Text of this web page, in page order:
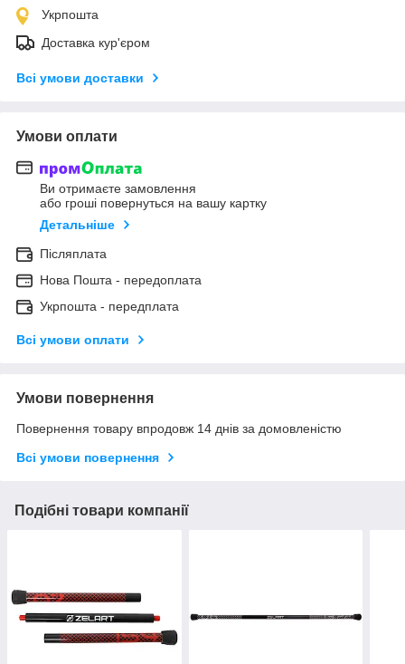
Укрпошта
Доставка кур'єром
Всі умови доставки
Умови оплати
Ви отримаєте замовлення
або гроші повернуться на вашу картку
Детальніше
Післяплата
Нова Пошта - передоплата
Укрпошта - передплата
Всі умови оплати
Умови повернення
Повернення товару впродовж 14 днів за домовленістю
Всі умови повернення
Подібні товари компанії